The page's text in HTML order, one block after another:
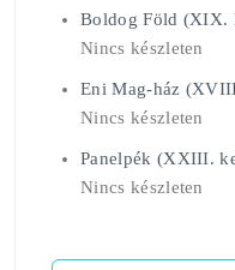
Boldog Föld (XIX.
Nincs készleten
Eni Mag-ház
Nincs készleten
Panelpék (XXIII.
Nincs készleten